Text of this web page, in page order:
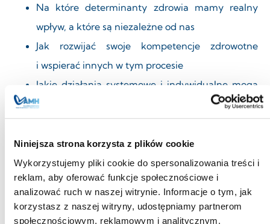
Niniejsza strona korzysta z plików cookie
Wykorzystujemy pliki cookie do spersonalizowania treści i
reklam, aby oferować funkcje społecznościowe i
analizować ruch w naszej witrynie. Informacje o tym, jak
korzystasz z naszej witryny, udostępniamy partnerom
społecznościowym, reklamowym i analitycznym.
Na które determinanty zdrowia mamy realny
wpływ, a które są niezależne od nas
Jak rozwijać swoje kompetencje zdrowotne
i wspierać innych w tym procesie
Jakie działania systemowe i indywidualne mogą
zmniejszać nierówności w zdrowiu
Dlaczego warto?
Dostęp
Hybrydowa
Networking
Praktyczna